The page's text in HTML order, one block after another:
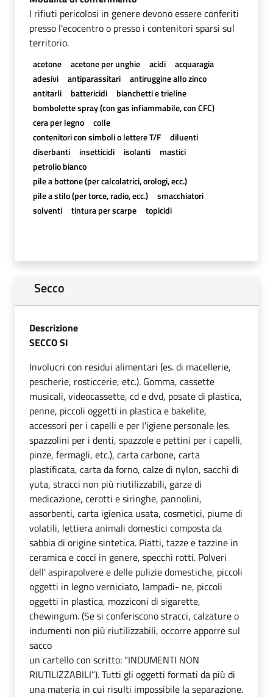
I rifiuti pericolosi in genere devono essere conferiti
presso l'ecocentro o presso i contenitori sparsi sul
territorio.
acetone acetone per unghie acidi
acquaragia
adesivi
antiparassitari
antiruggine allo zinco
antitarli
battericidi
bianchetti e trieline
bombolette spray (con gas infiammabile, con CFC)
cera per legno
colle
contenitori con simboli o lettere T/F
diluenti
diserbanti
insetticidi isolanti
mastici
petrolio bianco
pile a bottone (per calcolatrici, orologi, ecc.)
pile a stilo (per torce, radio, ecc.)
smacchiatori
solventi
tintura per scarpe topicidi
Secco
Descrizione
SECCO SI
Involucri con residui alimentari (es. di macellerie,
pescherie, rosticcerie, etc.). Gomma, cassette
musicali, videocassette, cd e dvd, posate di plastica,
penne, piccoli oggetti in plastica e bakelite,
accessori per i capelli e per l'igiene personale (es.
spazzolini per i denti, spazzole e pettini per i capelli,
pinze, fermagli, etc.), carta carbone, carta
plastificata, carta da forno, calze di nylon, sacchi di
yuta, stracci non più riutilizzabili, garze di
medicazione, cerotti e siringhe, pannolini,
assorbenti, carta igienica usata, cosmetici, piume di
volatili, lettiera animali domestici composta da
sabbia di origine sintetica. Piatti, tazze e tazzine in
ceramica e cocci in genere, specchi rotti. Polveri
dell' aspirapolvere e delle pulizie domestiche, piccoli
oggetti in legno verniciato, lampadi- ne, piccoli
oggetti in plastica, mozziconi di sigarette,
chewingum. (Se si conferiscono stracci, calzature o
indumenti non più riutilizzabili, occorre apporre sul
sacco
un cartello con scritto: “INDUMENTI NON
RIUTILIZZABILI”). Tutti gli oggetti formati da più di
una materia in cui risulti impossibile la separazione.